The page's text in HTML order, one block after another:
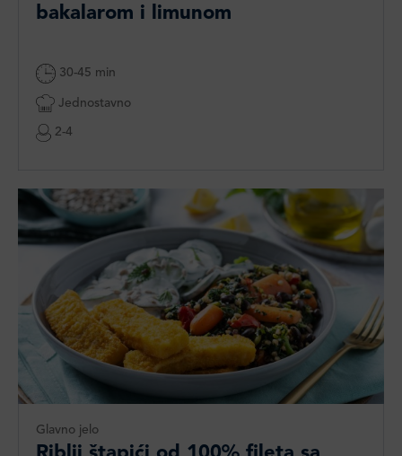
bakalarom i limunom
30-45 min
Jednostavno
2-4
Glavno jelo